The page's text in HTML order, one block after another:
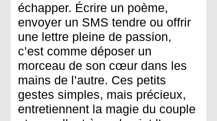
échapper. Écrire un poème,
envoyer un SMS tendre ou offrir
une lettre pleine de passion,
c’est comme déposer un
morceau de son cœur dans les
mains de l’autre. Ces petits
gestes simples, mais précieux,
entretiennent la magie du couple